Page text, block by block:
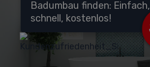
Badumbau finden: Einfach,
schnell, kostenlos!